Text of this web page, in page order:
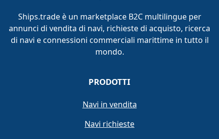
Ships.trade è un marketplace B2C multilingue per
annunci di vendita di navi, richieste di acquisto, ricerca
di navi e connessioni commerciali marittime in tutto il
mondo.
PRODOTTI
Navi in vendita
Navi richieste